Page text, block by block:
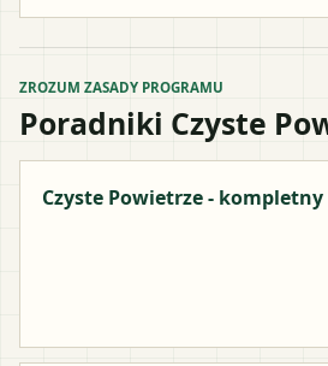
ZROZUM ZASADY PROGRAMU
Poradniki Czyste
Czyste Powietrze -